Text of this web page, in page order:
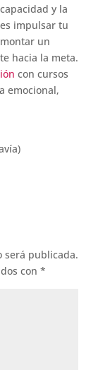
y la
impulsar tu
un
hacia la meta.
con cursos
emocional,
será publicada.
con *